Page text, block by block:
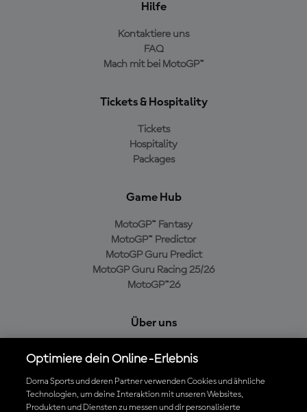
Hilfe
Kontaktiere uns
FAQ
Mach mit bei MotoGP™
Tickets & Hospitality
Tickets
Hospitality
Packages
Game Hub
MotoGP™ Fantasy
MotoGP™ Predictor
MotoGP Guru Predict
MotoGP Guru Racing 25/26
MotoGP™26
Über uns
Cookie-Richtlinien
Geschäftsbedingungen
Datenschutzrichtlinien
Optimiere dein Online-Erlebnis
Dorna Sports und deren Partner verwenden Cookies und ähnliche
Technologien, um deine Interaktion mit unseren Websites,
Produkten und Diensten zu messen und dir personalisierte